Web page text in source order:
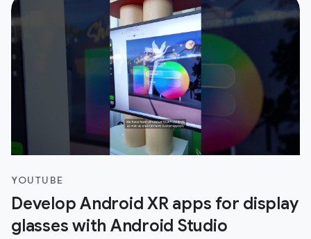
YOUTUBE
Develop Android XR apps for display
glasses with Android Studio